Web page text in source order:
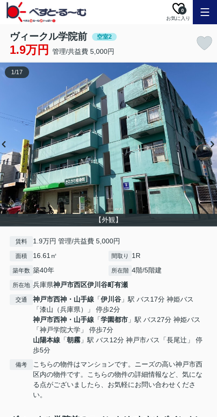
お気に入り
0
ヴィークル学院前 空室2
1.9万円 管理/共益費 5,000円
【外観】
1/17
賃料 1.9万円 管理/共益費 5,000円
面積 16.61㎡ 間取り 1R
築年数 築40年 所在階 4階/5階建
所在地 兵庫県神戸市西区伊川谷町有瀬
交通 神戸市西神・山手線 「伊川谷 」駅 バス17分 神姫バス
「漆山（兵庫県）」 停歩2分
神戸市西神・山手線 「学園都市 」駅 バス27分 神姫バス
「神戸学院大学」 停歩7分
山陽本線 「朝霧 」駅 バス12分 神戸市バス「長尾辻」 停
歩5分
備考
こちらの物件はマンションです。ニーズの高い神戸市西
区内の物件です。こちらの物件の詳細情報など、気にな
る点がございましたら、お気軽にお問い合わせくださ
い。